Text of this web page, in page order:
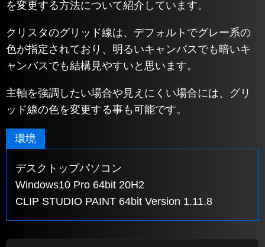
を変更する方法について紹介しています。
クリスタのグリッド線は、デフォルトでグレー系の
色が指定されており、明るいキャンバスでも暗いキ
ャンバスでも結構見やすいと思います。
主軸を強調したい場合や見えにくい場合には、グリ
ッド線の色を変更する事も可能です。
環境
デスクトップパソコン
Windows10 Pro 64bit 20H2
CLIP STUDIO PAINT 64bit Version 1.11.8